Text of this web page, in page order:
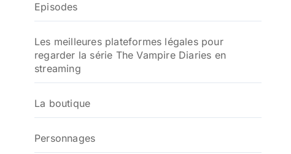
e
r
:
Episodes
Les meilleures plateformes légales pour
regarder la série The Vampire Diaries en
streaming
La boutique
Personnages